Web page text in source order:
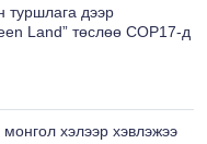
туршлага дээр
Land” төслөө COP17-д
хэлээр хэвлэжээ